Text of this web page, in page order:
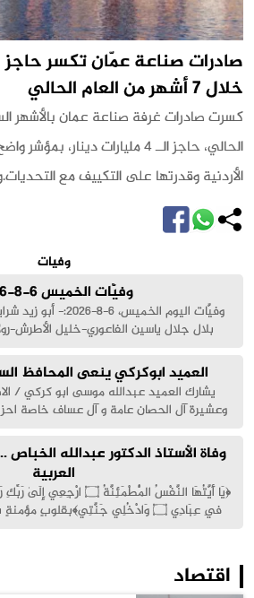
إدارة ترامب ترد 100
التحرير" الجمركية
أعادت
الجمركية منذ أن ألغت المحكمة العليا
الطوارئ لفرض رسوم على الشركاء
العام.ووفق ما نقلته صحيفة فاينانشيال
الأميركيون قضاة محكمة التجارة الدولية...
وفيات
وفيَّات الخميس 6-8-2026
وفيَّات اليوم الخميس،
بلال جلال ياسين الفاعوري-خليل الأطرش-
سليمان محمد موسى علاونة- صلاح عبدالله
العبادي- عبدالجبار محمد زاهدة-
العميد ابوكركي ينعى المحافظ
يشارك العميد عبدالله موسى ابو كركي /
وعشيرة آل الحصان عامة و آل عساف خاصة
عامة بأحر مشاعر العزاء والمواساة القلبية
ولا يملك إلا أن يرفع أكف الدعاء
العربية
فِي عِبَادِي ۝ وَادْخُلِي جَنَّتِي﴾بقلوبٍ
اقتصاد